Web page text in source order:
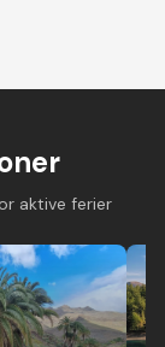
aktive ferier